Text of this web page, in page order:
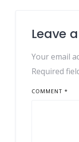
Leave
Your email
Required
COMMENT *